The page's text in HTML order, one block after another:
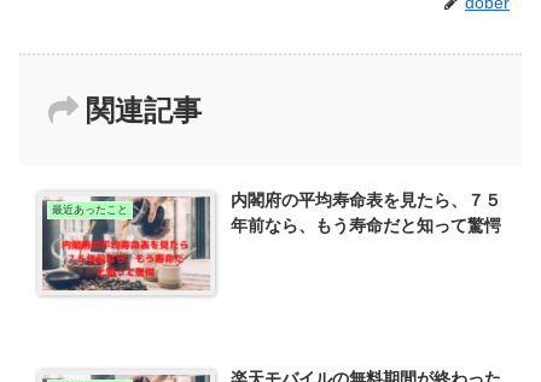
関連記事
最近あったこと
内閣府の平均寿命表を見たら、７５
年前なら、もう寿命だと知って驚愕